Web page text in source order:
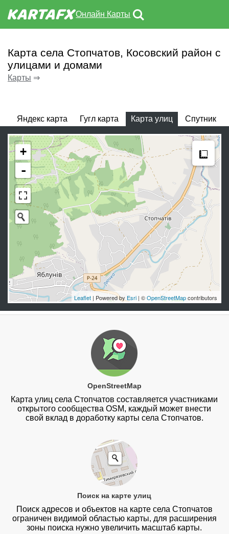
Онлайн Карты
Карта села Стопчатов, Косовский район с
улицами и домами
Карты ⇒
Яндекс карта Гугл карта Карта улиц Спутник
+
-
Leaflet | Powered by Esri | ©OpenStreetMapcontributors
OpenStreetMap
Карта улиц села Стопчатов составляется участниками
открытого сообщества OSM, каждый может внести
свой вклад в доработку карты села Стопчатов.
Поиск на карте улиц
Поиск адресов и объектов на карте села Стопчатов
ограничен видимой областью карты, для расширения
зоны поиска нужно увеличить масштаб карты.